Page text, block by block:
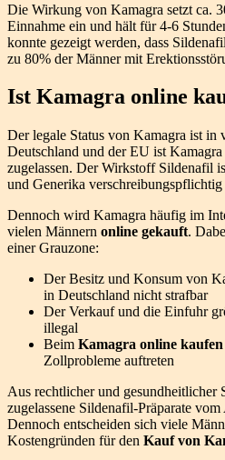
Die Wirkung von Kamagra setzt ca.
Einnahme ein und hält für 4-6
konnte gezeigt werden, dass
zu 80% der Männer mit
Ist Kamagra online
Der legale Status von Kamagra ist in
Deutschland und der EU ist
zugelassen. Der Wirkstoff Sildenafil
und Generika
Dennoch wird Kamagra häufig im
vielen Männern online gekauft.
einer Grauzone:
Der Besitz und Konsum von
in Deutschland nicht strafbar
Der Verkauf und die Einfuhr
illegal
Beim Kamagra online kaufen
Zollprobleme auftreten
Aus rechtlicher und gesundheitlicher
zugelassene Sildenafil-Präparate
Dennoch entscheiden sich viele
Kostengründen für den Kauf von